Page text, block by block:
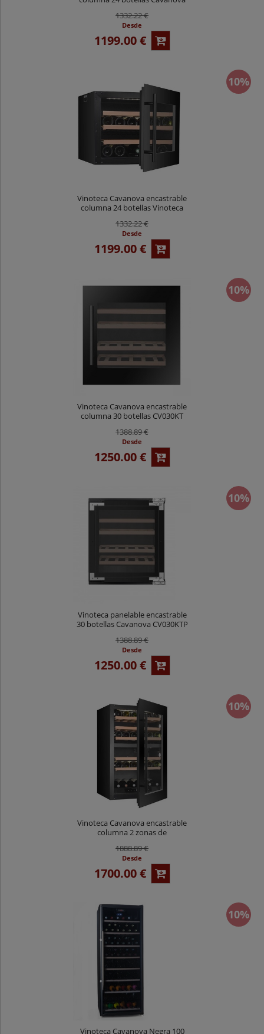
1332.22 €
Desde
1199.00 €
10%
Vinoteca Cavanova encastrable
columna 24 botellas Vinoteca
1332.22 €
Desde
1199.00 €
10%
Vinoteca Cavanova encastrable
columna 30 botellas CV030KT
1388.89 €
Desde
1250.00 €
10%
Vinoteca panelable encastrable
30 botellas Cavanova CV030KTP
1388.89 €
Desde
1250.00 €
10%
Vinoteca Cavanova encastrable
columna 2 zonas de
CV042KT-2T
1888.89 €
Desde
1700.00 €
10%
Vinoteca Cavanova Negra 100